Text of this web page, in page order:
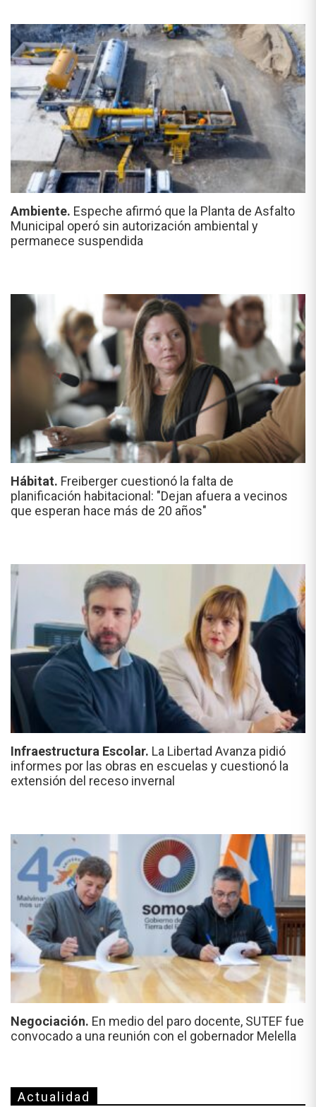
Ambiente. Espeche afirmó que la Planta de Asfalto
Municipal operó sin autorización ambiental y
permanece suspendida
Hábitat. Freiberger cuestionó la falta de
planificación habitacional: "Dejan afuera a vecinos
que esperan hace más de 20 años"
Infraestructura Escolar. La Libertad Avanza pidió
informes por las obras en escuelas y cuestionó la
extensión del receso invernal
Negociación. En medio del paro docente, SUTEF fue
convocado a una reunión con el gobernador Melella
Actualidad